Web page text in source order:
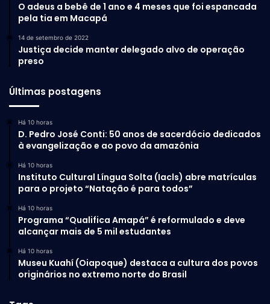
O adeus a bebê de 1 ano e 4 meses que foi espancada
pela tia em Macapá
14 de setembro de 2022
Justiça decide manter delegado alvo de operação
preso
Últimas postagens
Há 10 horas
D. Pedro José Conti: 50 anos de sacerdócio dedicados
à evangelização e ao povo da amazônia
Há 10 horas
Instituto Cultural Língua Solta (Iacls) abre matrículas
para o projeto “Natação é para todos”
Há 10 horas
Programa “Qualifica Amapá” é reformulado e deve
alcançar mais de 5 mil estudantes
Há 10 horas
Museu Kuahí (Oiapoque) destaca a cultura dos povos
originários no extremo norte do Brasil